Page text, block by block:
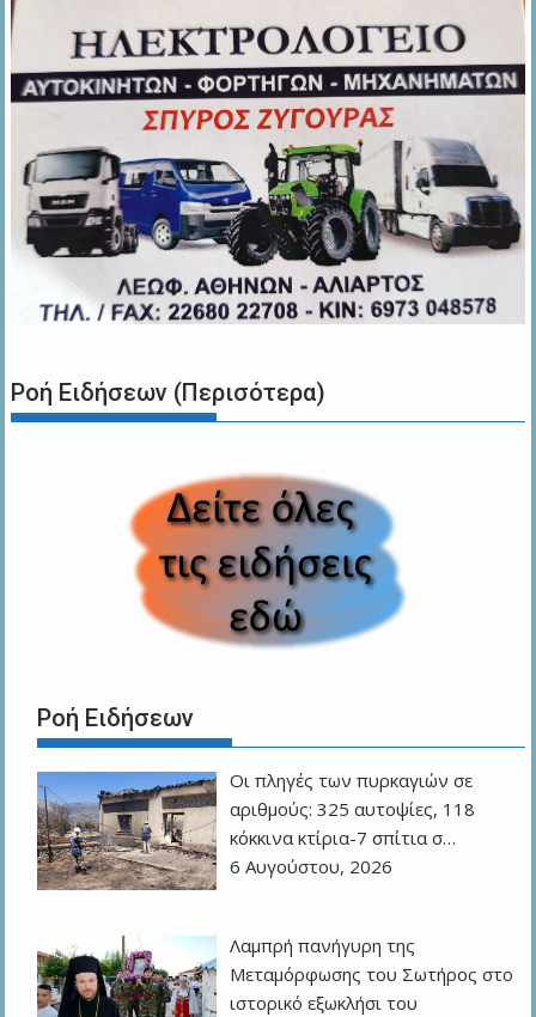
Ροή Ειδήσεων (Περισότερα)
Ροή Ειδήσεων
Οι πληγές των πυρκαγιών σε
αριθμούς: 325 αυτοψίες, 118
κόκκινα κτίρια-7 σπίτια σ…
6 Αυγούστου, 2026
Λαμπρή πανήγυρη της
Μεταμόρφωσης του Σωτήρος στο
ιστορικό εξωκλήσι του